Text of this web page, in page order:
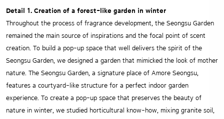
Detail 1. Creation of a forest-like garden in winter
Throughout the process of fragrance development, the Seongsu Garden
remained the main source of inspirations and the focal point of scent
creation. To build a pop-up space that well delivers the spirit of the
Seongsu Garden, we designed a garden that mimicked the look of mother
nature. The Seongsu Garden, a signature place of Amore Seongsu,
features a courtyard-like structure for a perfect indoor garden
experience. To create a pop-up space that preserves the beauty of
nature in winter, we studied horticultural know-how, mixing granite soil,